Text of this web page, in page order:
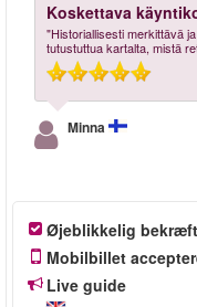
Koskettava
"Historiallisesti merkittävä
tutustuttua kartalta, mistä
Minna
Øjeblikkelig
Mobilbillet
Live guide